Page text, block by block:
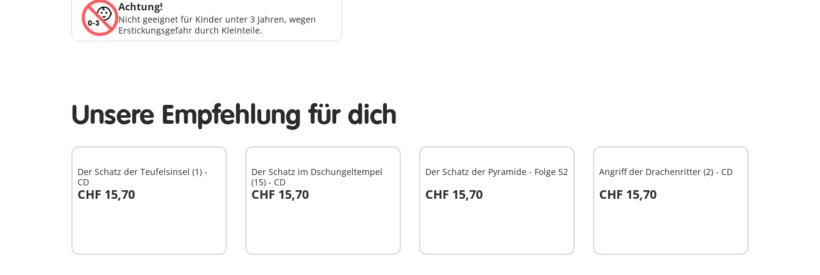
Achtung!
Nicht geeignet für Kinder unter 3 Jahren, wegen
Erstickungsgefahr durch Kleinteile.
Unsere Empfehlung für dich
Der Schatz der Teufelsinsel (1) -
CD
CHF 15,70
In den Warenkorb
Der Schatz im Dschungeltempel
(15) - CD
CHF 15,70
In den Warenkorb
Der Schatz der Pyramide - Folge 52
CHF 15,70
In den Warenkorb
Angriff der Drachenritter (2) - CD
CHF 15,70
In den Warenkorb